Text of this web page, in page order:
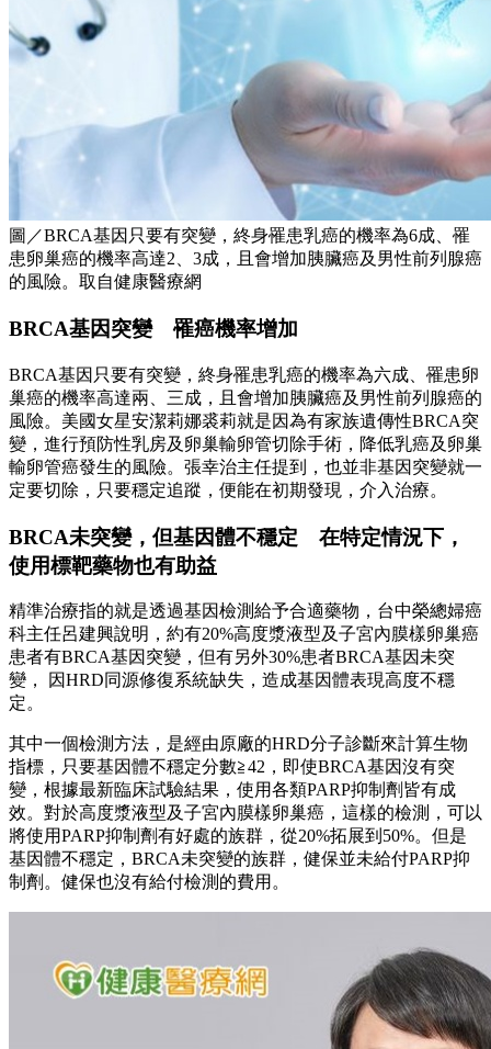
圖／BRCA基因只要有突變，終身罹患乳癌的機率為6成、罹
患卵巢癌的機率高達2、3成，且會增加胰臟癌及男性前列腺癌
的風險。取自健康醫療網
BRCA基因突變 罹癌機率增加
BRCA基因只要有突變，終身罹患乳癌的機率為六成、罹患卵
巢癌的機率高達兩、三成，且會增加胰臟癌及男性前列腺癌的
風險。美國女星安潔莉娜裘莉就是因為有家族遺傳性BRCA突
變，進行預防性乳房及卵巢輸卵管切除手術，降低乳癌及卵巢
輸卵管癌發生的風險。張幸治主任提到，也並非基因突變就一
定要切除，只要穩定追蹤，便能在初期發現，介入治療。
BRCA未突變，但基因體不穩定 在特定情況下，
使用標靶藥物也有助益
精準治療指的就是透過基因檢測給予合適藥物，台中榮總婦癌
科主任呂建興說明，約有20%高度漿液型及子宮內膜樣卵巢癌
患者有BRCA基因突變，但有另外30%患者BRCA基因未突
變， 因HRD同源修復系統缺失，造成基因體表現高度不穩
定。
其中一個檢測方法，是經由原廠的HRD分子診斷來計算生物
指標，只要基因體不穩定分數≧42，即使BRCA基因沒有突
變，根據最新臨床試驗結果，使用各類PARP抑制劑皆有成
效。對於高度漿液型及子宮內膜樣卵巢癌，這樣的檢測，可以
將使用PARP抑制劑有好處的族群，從20%拓展到50%。但是
基因體不穩定，BRCA未突變的族群，健保並未給付PARP抑
制劑。健保也沒有給付檢測的費用。